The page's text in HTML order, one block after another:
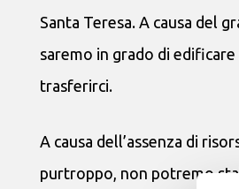
Santa Teresa. A causa del
saremo in grado di
trasferirci.
A causa dell’assenza di
purtroppo, non potremo